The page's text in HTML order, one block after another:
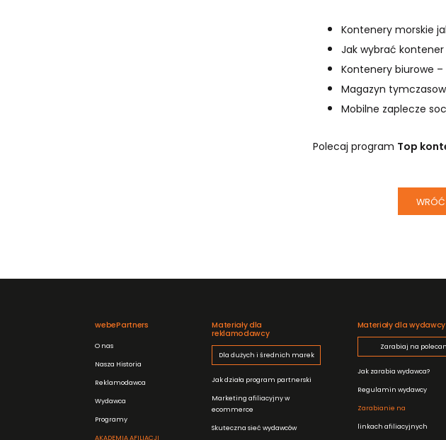
Kontenery morskie
Jak wybrać
Kontenery biurowe
Magazyn
Mobilne zaplecze
Polecaj program Top
webePartners
O nas
Nasza Historia
Reklamodawca
Wydawca
Programy
AKADEMIA AFILIACJI
Materiały dla
reklamodawcy
Dla dużych i średnich marek
Jak działa program partnerski
Marketing afiliacyjny w
ecommerce
Skuteczna sieć wydawców
Materiały dla wydawcy
Zarabiaj na
Jak zarabia wydawca?
Regulamin wydawcy
Zarabianie na
linkach afiliacyjnych